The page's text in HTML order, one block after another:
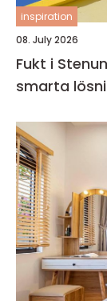
inspiration
08. July 2026
Fukt i
smarta